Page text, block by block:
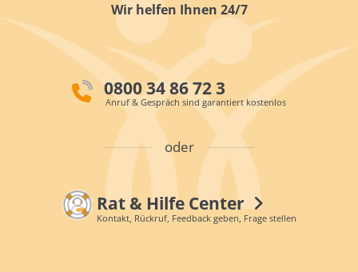
Wir helfen Ihnen 24/7
0800 34 86 72 3
Anruf & Gespräch sind garantiert kostenlos
oder
Rat & Hilfe Center
Kontakt, Rückruf, Feedback geben, Frage stellen